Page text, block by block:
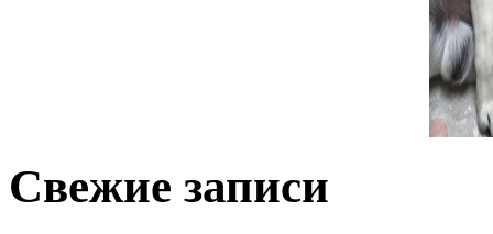
Свежие записи